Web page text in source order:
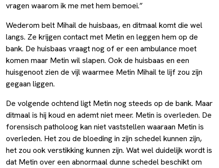
vragen waarom ik me met hem bemoei.”
Wederom belt Mihail de huisbaas, en ditmaal komt die wel
langs. Ze krijgen contact met Metin en leggen hem op de
bank. De huisbaas vraagt nog of er een ambulance moet
komen maar Metin wil slapen. Ook de huisbaas en een
huisgenoot zien de vijl waarmee Metin Mihail te lijf zou zijn
gegaan liggen.
De volgende ochtend ligt Metin nog steeds op de bank. Maar
ditmaal is hij koud en ademt niet meer. Metin is overleden. De
forensisch patholoog kan niet vaststellen waaraan Metin is
overleden. Het zou de bloeding in zijn schedel kunnen zijn,
het zou ook verstikking kunnen zijn. Wat wel duidelijk wordt is
dat Metin over een abnormaal dunne schedel beschikt om